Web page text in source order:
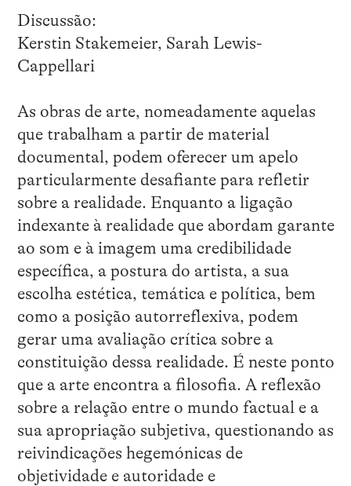
Discussão:
Kerstin Stakemeier, Sarah Lewis-
Cappellari
As obras de arte, nomeadamente aquelas
que trabalham a partir de material
documental, podem oferecer um apelo
particularmente desafiante para refletir
sobre a realidade. Enquanto a ligação
indexante à realidade que abordam garante
ao som e à imagem uma credibilidade
específica, a postura do artista, a sua
escolha estética, temática e política, bem
como a posição autorreflexiva, podem
gerar uma avaliação crítica sobre a
constituição dessa realidade. É neste ponto
que a arte encontra a filosofia. A reflexão
sobre a relação entre o mundo factual e a
sua apropriação subjetiva, questionando as
reivindicações hegemónicas de
objetividade e autoridade e